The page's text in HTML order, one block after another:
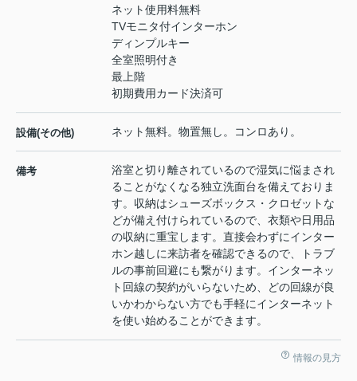
ネット使用料無料
TVモニタ付インターホン
ディンプルキー
全室照明付き
最上階
初期費用カード決済可
設備(その他) ネット無料。物置無し。コンロあり。
備考
浴室と切り離されているので湿気に悩まされ
ることがなくなる独立洗面台を備えておりま
す。収納はシューズボックス・クロゼットな
どが備え付けられているので、衣類や日用品
の収納に重宝します。直接会わずにインター
ホン越しに来訪者を確認できるので、トラブ
ルの事前回避にも繋がります。インターネッ
ト回線の契約がいらないため、どの回線が良
いかわからない方でも手軽にインターネット
を使い始めることができます。
情報の見方